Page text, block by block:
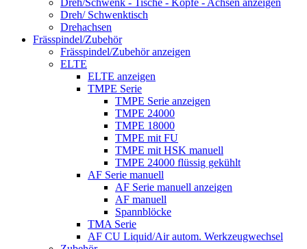
Dreh/ Schwenktisch
Drehachsen
Frässpindel/Zubehör
Frässpindel/Zubehör anzeigen
ELTE
ELTE anzeigen
TMPE Serie
TMPE Serie anzeigen
TMPE 24000
TMPE 18000
TMPE mit FU
TMPE mit HSK manuell
TMPE 24000 flüssig gekühlt
AF Serie manuell
AF Serie manuell anzeigen
AF manuell
Spannblöcke
TMA Serie
AF CU Liquid/Air autom. Werkzeugwechsel